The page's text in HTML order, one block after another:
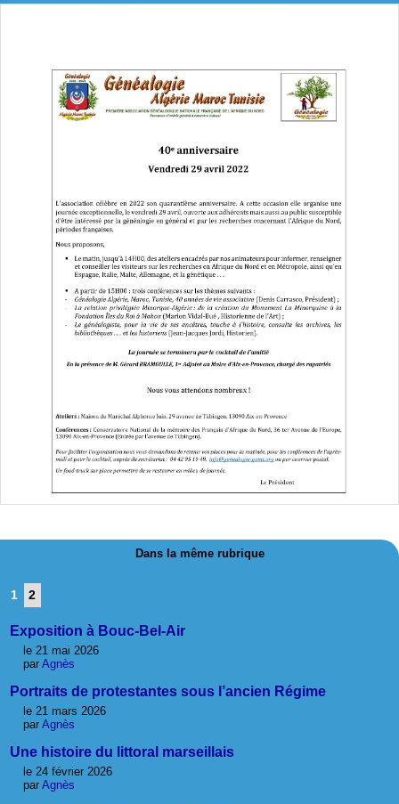
Dans la même rubrique
1 2
Exposition à Bouc-Bel-Air
le 21 mai 2026
par Agnès
Portraits de protestantes sous l’ancien Régime
le 21 mars 2026
par Agnès
Une histoire du littoral marseillais
le 24 février 2026
par Agnès